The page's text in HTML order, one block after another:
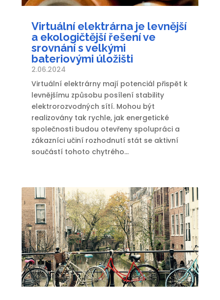
Virtuální elektrárna je levnější
a ekologičtější řešení ve
srovnání s velkými
bateriovými úložišti
2.06.2024
Virtuální elektrárny mají potenciál přispět k
levnějšímu způsobu posílení stability
elektrorozvodných sítí. Mohou být
realizovány tak rychle, jak energetické
společnosti budou otevřeny spolupráci a
zákazníci učiní rozhodnutí stát se aktivní
součástí tohoto chytrého...